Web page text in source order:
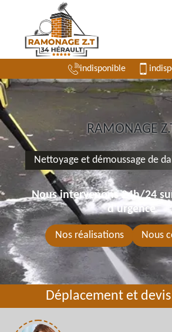
indisponible
RAMONAGE
Nettoyage et démoussage de
Nous intervenons 24h/24
d'urgence
Nos réalisations Nous
Déplacement et